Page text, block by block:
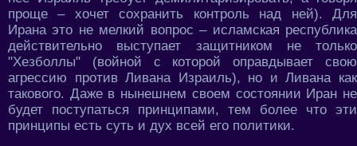
проще – хочет сохранить контроль над ней). Для
Ирана это не мелкий вопрос – исламская республика
действительно выступает защитником не только
"Хезболлы" (войной с которой оправдывает свою
агрессию против Ливана Израиль), но и Ливана как
такового. Даже в нынешнем своем состоянии Иран не
будет поступаться принципами, тем более что эти
принципы есть суть и дух всей его политики.